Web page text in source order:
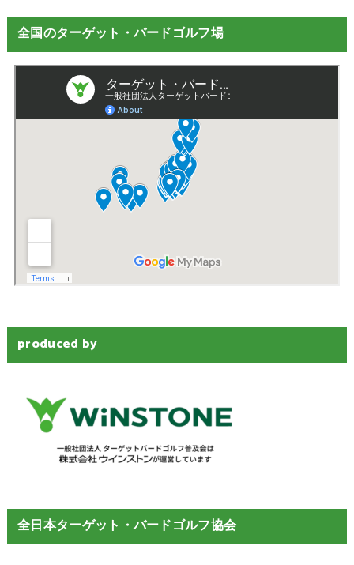
全国のターゲット・バードゴルフ場
produced by
全日本ターゲット・バードゴルフ協会